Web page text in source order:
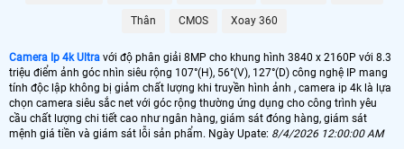
Thân CMOS Xoay 360
Camera Ip 4k Ultra với độ phân giải 8MP cho khung hình 3840 x 2160P với 8.3
triệu điểm ảnh góc nhìn siêu rộng 107°(H), 56°(V), 127°(D) công nghệ IP mang
tính độc lập không bị giảm chất lượng khi truyền hình ảnh , camera ip 4k là lựa
chọn camera siêu sắc net với góc rộng thường ứng dụng cho công trình yêu
cầu chất lượng chi tiết cao như ngân hàng, giám sát đóng hàng, giám sát
mệnh giá tiền và giám sát lỗi sản phẩm. Ngày Upate: 8/4/2026 12:00:00 AM